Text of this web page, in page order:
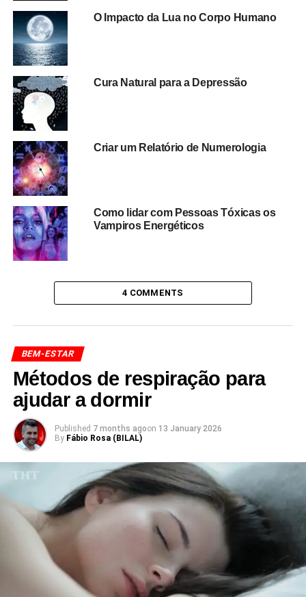
O Impacto da Lua no Corpo Humano
Cura Natural para a Depressão
Criar um Relatório de Numerologia
Como lidar com Pessoas Tóxicas os
Vampiros Energéticos
4 COMMENTS
BEM-ESTAR
Métodos de respiração para
ajudar a dormir
Published 7 months agoon 13 January 2026
By Fábio Rosa (BILAL)